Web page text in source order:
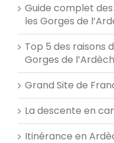
Guide complet
les Gorges de
Top 5 des raisons
Gorges de
Grand Site de
La descente en
Itinérance en